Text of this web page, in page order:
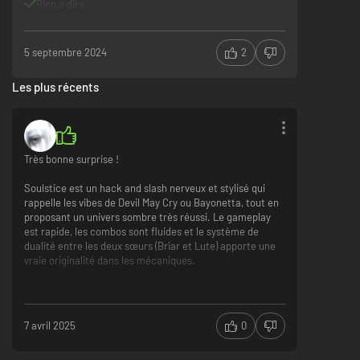
5 septembre 2024 2
Les plus récents
Très bonne surprise !
Soulstice est un hack and slash nerveux et stylisé qui
rappelle les vibes de Devil May Cry ou Bayonetta, tout en
proposant un univers sombre très réussi. Le gameplay
est rapide, les combos sont fluides et le système de
dualité entre les deux sœurs (Briar et Lute) apporte une
vraie originalité dans les mécaniques.
colle parfaitement à l’histoire. Mention spéciale à la
direction artistique, vraiment soignée. Les musiques sont
épiques et renforcent bien l’immersion.
7 avril 2025 0